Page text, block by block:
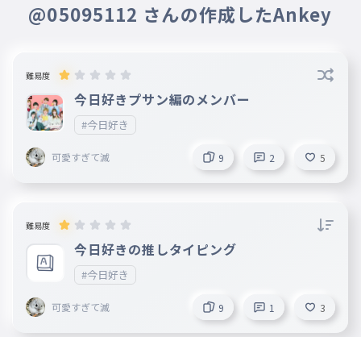
@05095112 さんの作成したAnkey
難易度
今日好きプサン編のメンバー
#今日好き
可愛すぎて滅 9 2 5
難易度
今日好きの推しタイピング
#今日好き
可愛すぎて滅 9 1 3